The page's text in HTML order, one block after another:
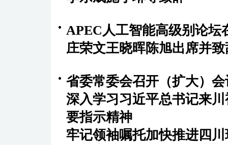
APEC人工智能高级别论坛
庄荣文王晓晖陈旭出席并致
省委常委会召开（扩大）会
深入学习习近平总书记来
要指示精神
牢记领袖嘱托加快推进四